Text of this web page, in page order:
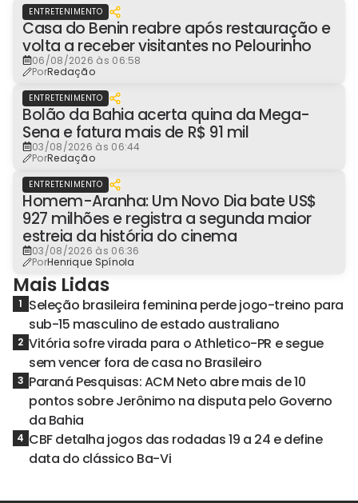
ENTRETENIMENTO
Casa do Benin reabre após restauração e
volta a receber visitantes no Pelourinho
06/08/2026 às 06:58
PorRedação
ENTRETENIMENTO
Bolão da Bahia acerta quina da Mega-
Sena e fatura mais de R$ 91 mil
03/08/2026 às 06:44
PorRedação
ENTRETENIMENTO
Homem-Aranha: Um Novo Dia bate US$
927 milhões e registra a segunda maior
estreia da história do cinema
03/08/2026 às 06:36
PorHenrique Spínola
Mais Lidas
1 Seleção brasileira feminina perde jogo-treino para
sub-15 masculino de estado australiano
2 Vitória sofre virada para o Athletico-PR e segue
sem vencer fora de casa no Brasileiro
3 Paraná Pesquisas: ACM Neto abre mais de 10
pontos sobre Jerônimo na disputa pelo Governo
da Bahia
4 CBF detalha jogos das rodadas 19 a 24 e define
data do clássico Ba-Vi